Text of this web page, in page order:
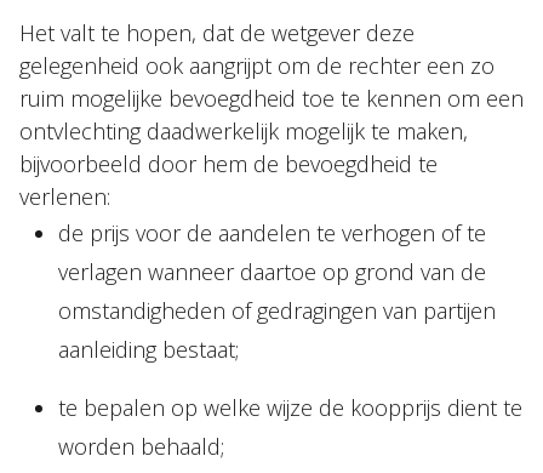
Het valt te hopen, dat de wetgever deze
gelegenheid ook aangrijpt om de rechter een zo
ruim mogelijke bevoegdheid toe te kennen om een
ontvlechting daadwerkelijk mogelijk te maken,
bijvoorbeeld door hem de bevoegdheid te
verlenen:
de prijs voor de aandelen te verhogen of te
verlagen wanneer daartoe op grond van de
omstandigheden of gedragingen van partijen
aanleiding bestaat;
te bepalen op welke wijze de koopprijs dient te
worden behaald;